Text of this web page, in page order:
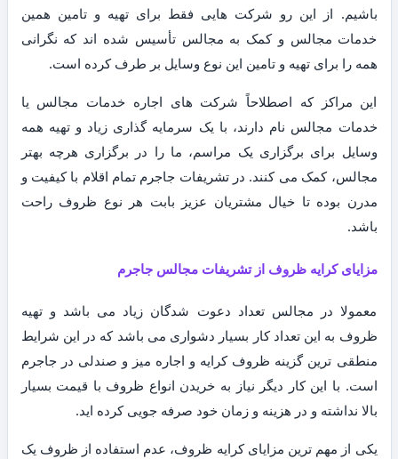
باشیم. از این رو شرکت هایی فقط برای تهیه و تامین همین
خدمات مجالس و کمک به مجالس تأسیس شده اند که نگرانی
همه را برای تهیه و تامین این نوع وسایل بر طرف کرده است.
این مراکز که اصطلاحاً شرکت های اجاره خدمات مجالس یا
خدمات مجالس نام دارند، با یک سرمایه گذاری زیاد و تهیه همه
وسایل برای برگزاری یک مراسم، ما را در برگزاری هرچه بهتر
مجالس، کمک می کنند. در تشریفات جاجرم تمام اقلام با کیفیت و
مدرن بوده تا خیال مشتریان عزیز بابت هر نوع ظروف راحت
باشد.
مزایای کرایه ظروف از تشریفات مجالس جاجرم
معمولا در مجالس تعداد دعوت شدگان زیاد می باشد و تهیه
ظروف به این تعداد کار بسیار دشواری می باشد که در این شرایط
منطقی ترین گزینه ظروف کرایه و اجاره میز و صندلی در جاجرم
است. با این کار دیگر نیاز به خریدن انواع ظروف با قیمت بسیار
بالا نداشته و در هزینه و زمان خود صرفه جویی کرده اید.
یکی از مهم ترین مزایای کرایه ظروف، عدم استفاده از ظروف یک